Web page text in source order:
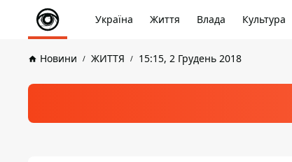
Україна Життя Влада Культура
Новини ЖИТТЯ 15:15, 2 Грудень 2018